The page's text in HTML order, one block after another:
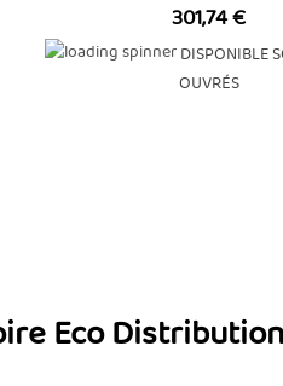
Prix
301,74 €
DISPONIBLE
OUVRÉS
Eco Distribution